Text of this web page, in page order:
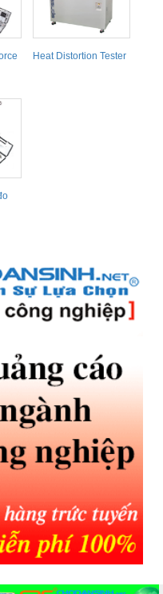
Heat Distortion Tester